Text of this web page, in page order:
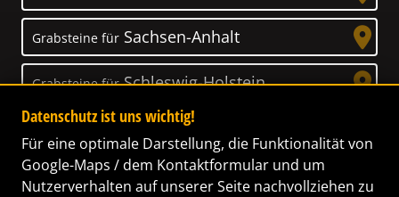
Grabsteine für Sachsen-Anhalt
Grabsteine fürSchleswig-Holstein
Thüringen
Datenschutz ist uns wichtig!
Für eine optimale Darstellung, die Funktionalität von
Google-Maps / dem Kontaktformular und um
Nutzerverhalten auf unserer Seite nachvollziehen zu